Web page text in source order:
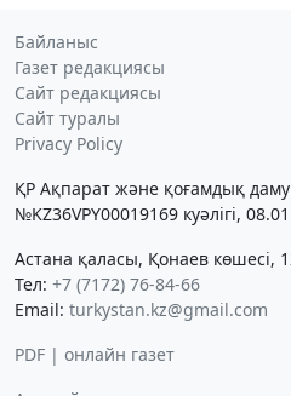
Байланыс
Газет редакциясы
Сайт редакциясы
Сайт туралы
Privacy Policy
ҚР Ақпарат және қоғамдық даму
№KZ36VPY00019169 куәлігі,
Астана қаласы, Қонаев көшесі,
Тел: +7 (7172) 76-84-66
Email: turkystan.kz@gmail.com
PDF | онлайн газет